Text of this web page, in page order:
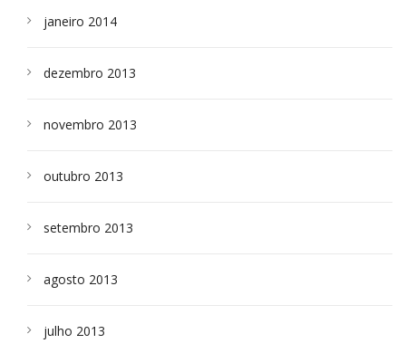
janeiro 2014
dezembro 2013
novembro 2013
outubro 2013
setembro 2013
agosto 2013
julho 2013